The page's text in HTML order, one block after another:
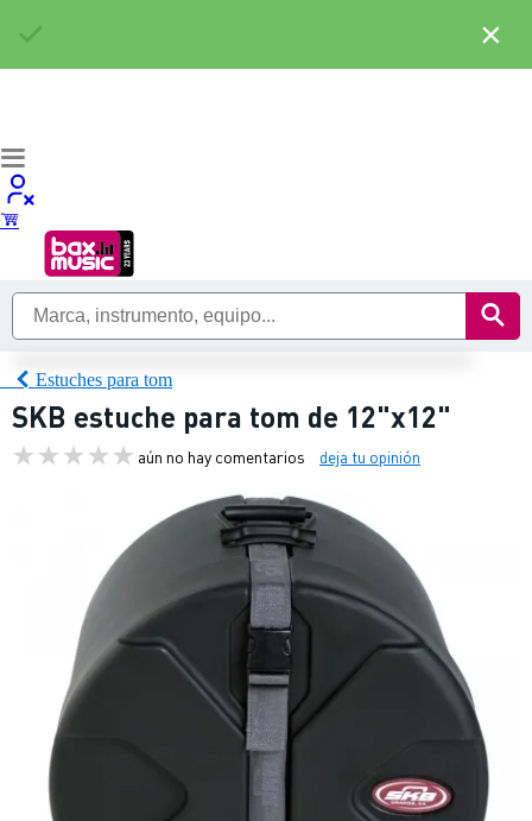
Estuches para tom
SKB estuche para tom de 12"x12"
aún no hay comentarios deja tu opinión
×